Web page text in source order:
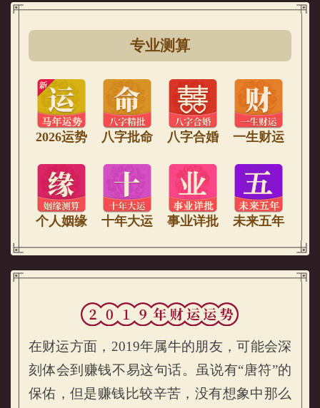
专业测算
2026运势 八字批命 八字合婚 一生财运
个人姻缘 十年大运 事业详批 未来五年
在财运方面，2019年属牛的朋友，可能会深
刻体会到赚钱不易这句话。虽说有“唐符”的
保佑，但是赚钱比较辛苦，没有想象中那么